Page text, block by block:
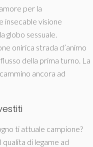
per la
insecable visione
globo sessuale.
onirica strada d’animo
della prima turno. La
ancora ad
ti attuale campione?
di legame ad